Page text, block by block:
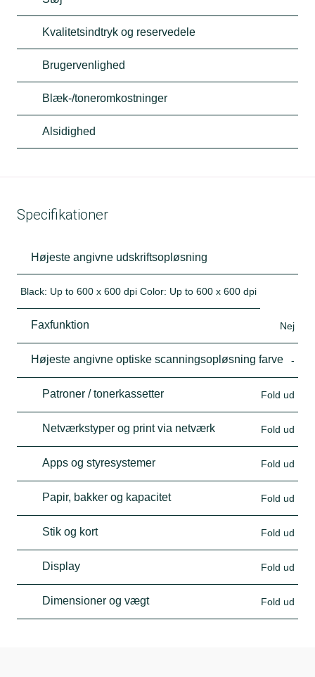
Kvalitetsindtryk og reservedele
Brugervenlighed
Blæk-/toneromkostninger
Alsidighed
Specifikationer
Højeste angivne udskriftsopløsning
Black: Up to 600 x 600 dpi Color: Up to 600 x 600 dpi
Faxfunktion Nej
Højeste angivne optiske scanningsopløsning farve -
Patroner / tonerkassetter Fold ud
Netværkstyper og print via netværk Fold ud
Apps og styresystemer Fold ud
Papir, bakker og kapacitet Fold ud
Stik og kort Fold ud
Display Fold ud
Dimensioner og vægt Fold ud